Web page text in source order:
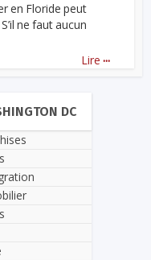
en Floride peut
ne faut aucun
Lire ...
DC